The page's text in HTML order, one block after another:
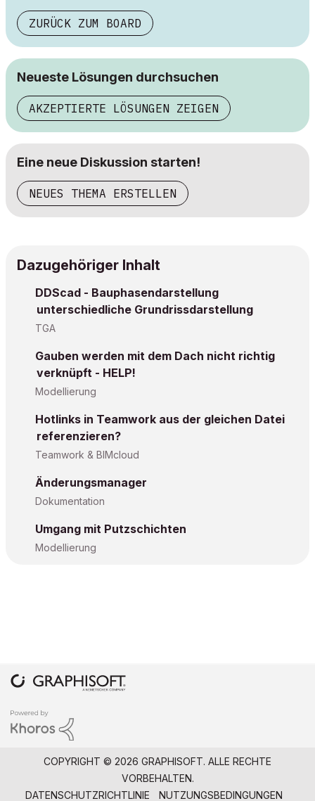
ZURÜCK ZUM BOARD
Neueste Lösungen durchsuchen
AKZEPTIERTE LÖSUNGEN ZEIGEN
Eine neue Diskussion starten!
NEUES THEMA ERSTELLEN
Dazugehöriger Inhalt
DDScad - Bauphasendarstellung
unterschiedliche Grundrissdarstellung
TGA
Gauben werden mit dem Dach nicht richtig
verknüpft - HELP!
Modellierung
Hotlinks in Teamwork aus der gleichen Datei
referenzieren?
Teamwork & BIMcloud
Änderungsmanager
Dokumentation
Umgang mit Putzschichten
Modellierung
COPYRIGHT © 2026 GRAPHISOFT. ALLE RECHTE
VORBEHALTEN.
DATENSCHUTZRICHTLINIE
NUTZUNGSBEDINGUNGEN